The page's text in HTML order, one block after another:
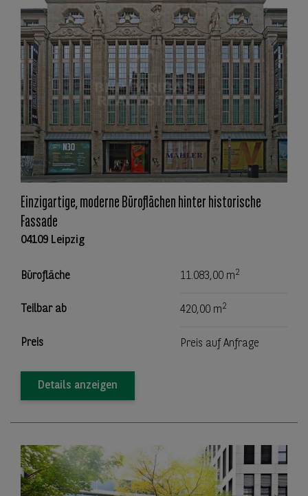
Einzigartige, moderne Büroflächen hinter historische
Fassade
04109 Leipzig
Bürofläche 11.083,00 m2
Teilbar ab 420,00 m2
Preis Preis auf Anfrage
Details anzeigen